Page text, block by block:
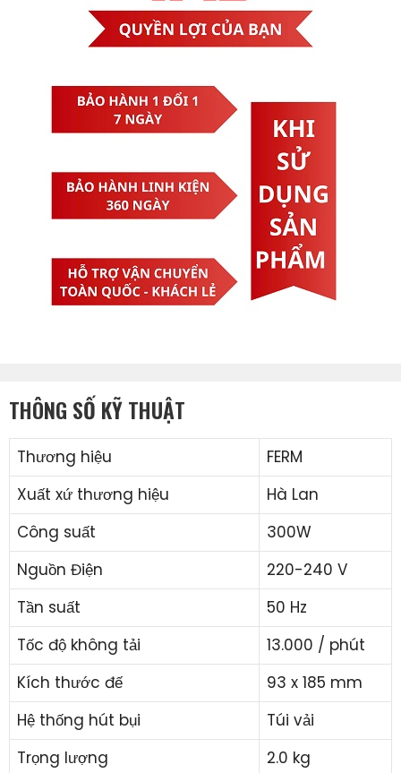
THÔNG SỐ KỸ THUẬT
Thương hiệu
FERM
Xuất xứ thương hiệu
Hà Lan
Công suất
300W
Nguồn Điện
220-240 V
Tần suất
50 Hz
Tốc độ không tải
13.000 / phút
Kích thước đế
93 x 185 mm
Hệ thống hút bụi
Túi vải
Trọng lượng
2.0 kg